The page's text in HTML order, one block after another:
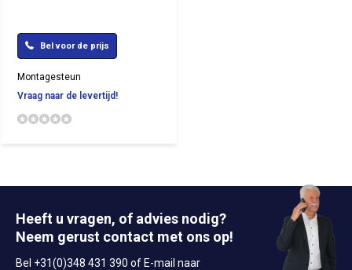
Bel voor de prijs
Montagesteun
Vraag naar de levertijd!
Heeft u vragen, of advies nodig?
Neem gerust contact met ons op!
Bel +31(0)348 431 390 of E-mail naar